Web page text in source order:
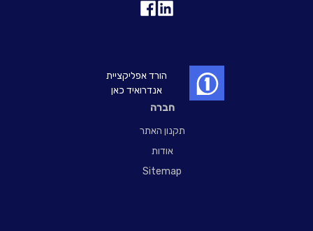
חברה
תקנון האתר
אודות
Sitemap
הורד אפליקציית
אנדרואיד כאן